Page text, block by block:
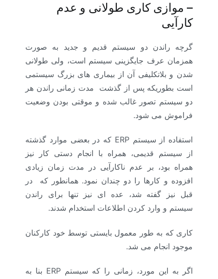
– موازی کاری طولانی و عدم
کارآیی
گرچه راندن دو سیستم قدیم و جدید به صورت
همزمان عرف جایگزینی سیستم است، ولی طولانی
شدن و بلاتکلیفی آن از بیماری های بزرگ سیستمی
است بطوریکه پس از گذشت مدت زمانی راندن هر
دو سیستم تصور غالب شده و موقتی بودن وضعیت
فراموش می شود.
استفاده از سیستم ERP
که در بعضی موارد گذشته
از سیستم قدیمی، همراه با انجام دستی کار نیز
همراه بود، بر عدم ناکارآیی در مدت زمان زیادی
افزوده و کارها را دو چندان نمود. همانطور که در
قبل نیز گفته شد، عده ای نیز تنها برای راندن
سیستم و وارد کردن اطلاعات استخدام شدند.
کاری که به طور معمول بایستی توسط خود کارکنان
موجود انجام می شد.
اگر به این مورد، زمانی را که سیستم ERP بنا به